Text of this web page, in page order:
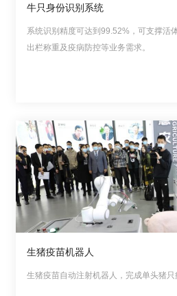
牛只身份识别系统
系统识别精度可达到99.52%，可支撑活
出栏称重及疫病防控等业务需求。
生猪疫苗机器人
生猪疫苗自动注射机器人，完成单头猪只